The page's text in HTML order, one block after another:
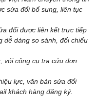
sửa đổi bổ sung, liên tục
đổi được liên kết trực tiếp
dễ dàng so sánh, đối chiếu
với công cụ tra cứu đơn
lực, văn bản sửa đổi
khách hàng đăng ký.